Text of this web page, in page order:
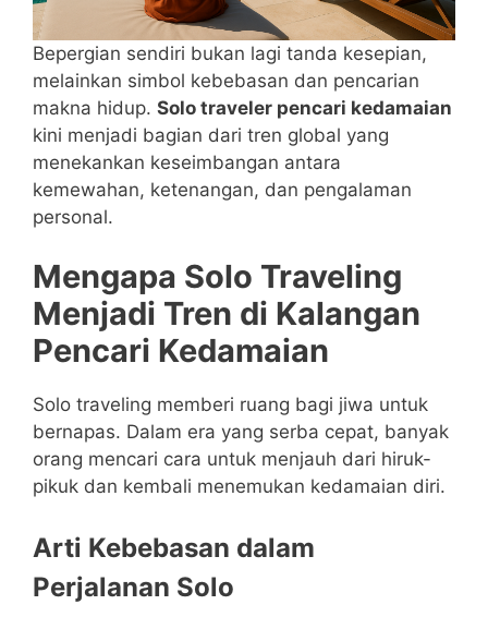
Bepergian sendiri bukan lagi tanda kesepian,
melainkan simbol kebebasan dan pencarian
makna hidup. Solo traveler pencari kedamaian
kini menjadi bagian dari tren global yang
menekankan keseimbangan antara
kemewahan, ketenangan, dan pengalaman
personal.
Mengapa Solo Traveling
Menjadi Tren di Kalangan
Pencari Kedamaian
Solo traveling memberi ruang bagi jiwa untuk
bernapas. Dalam era yang serba cepat, banyak
orang mencari cara untuk menjauh dari hiruk-
pikuk dan kembali menemukan kedamaian diri.
Arti Kebebasan dalam
Perjalanan Solo